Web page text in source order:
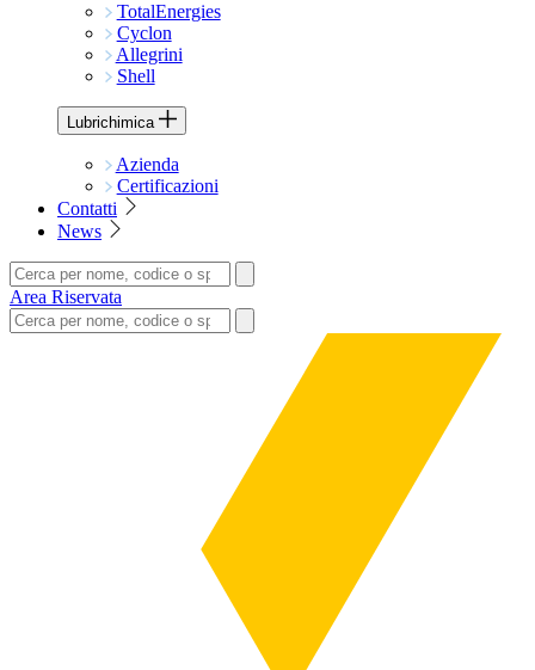
TotalEnergies
Cyclon
Allegrini
Shell
Lubrichimica
Azienda
Certificazioni
Contatti
News
Area Riservata